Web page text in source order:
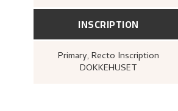
INSCRIPTION
Primary, Recto Inscription
DOKKEHUSET